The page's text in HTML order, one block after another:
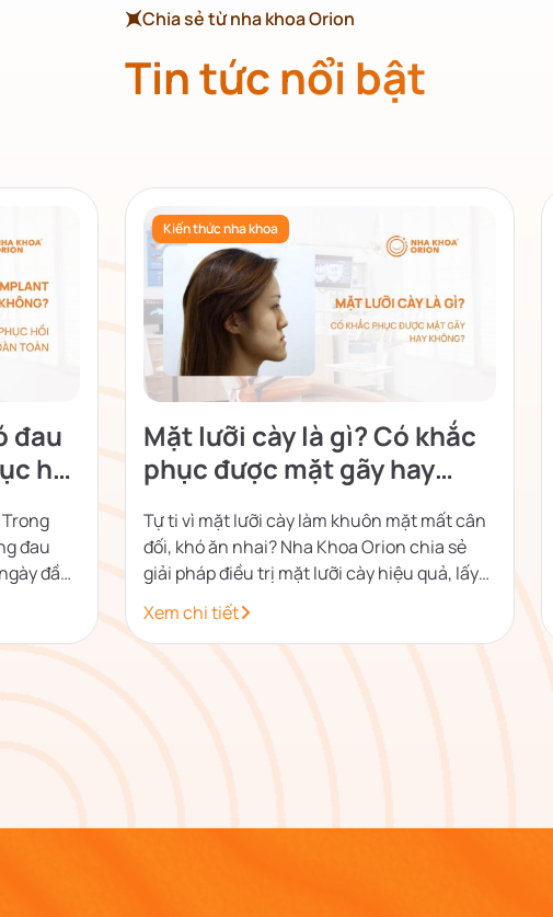
Chia sẻ từ nha khoa Orion
Tin tức nổi bật
đau
hồi
đau
đầu
Kiến thức nha khoa
Mặt lưỡi cày là gì? Có khắc
phục được mặt gãy hay
Tự ti vì mặt lưỡi cày làm khuôn mặt mất cân
đối, khó ăn nhai? Nha Khoa Orion chia sẻ
giải pháp điều trị mặt lưỡi cày hiệu quả, lấy
lại nụ cười tự tin.
Xem chi tiết